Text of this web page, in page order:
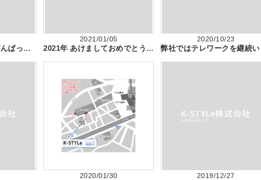
COVID-19に負けずがんばっております
2021/01/05
2021年 あけましておめでとうございます
2020/10/23
弊
2020/01/30 2019/12/27